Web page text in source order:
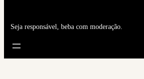
Seja responsável, beba com moderação.